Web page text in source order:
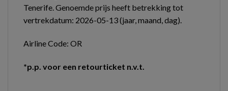
Tenerife. Genoemde prijs heeft betrekking tot
vertrekdatum: 2026-05-13 (jaar, maand, dag).
Airline Code: OR
*p.p. voor een retourticket n.v.t.